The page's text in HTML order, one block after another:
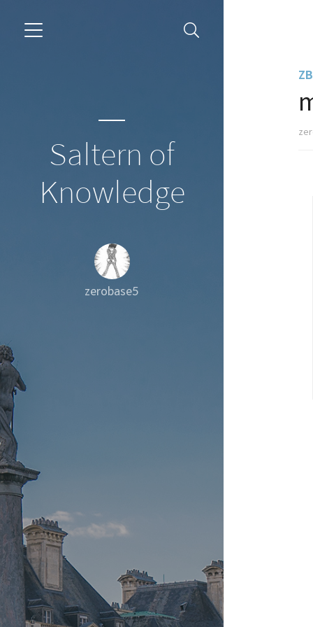
Saltern of
Knowledge
zerobase5